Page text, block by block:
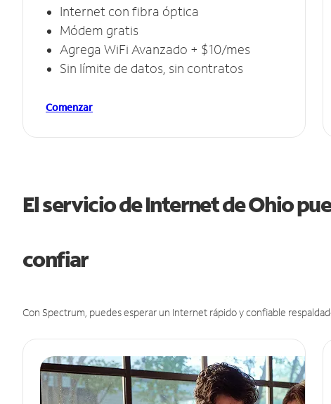
Internet con fibra óptica
Módem gratis
Agrega WiFi Avanzado + $10/mes
Sin límite de datos, sin contratos
Comenzar
El servicio de Internet de Ohio
confiar
Con Spectrum, puedes esperar un Internet rápido y confiable